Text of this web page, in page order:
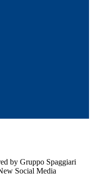
by Gruppo Spaggiari
Social Media